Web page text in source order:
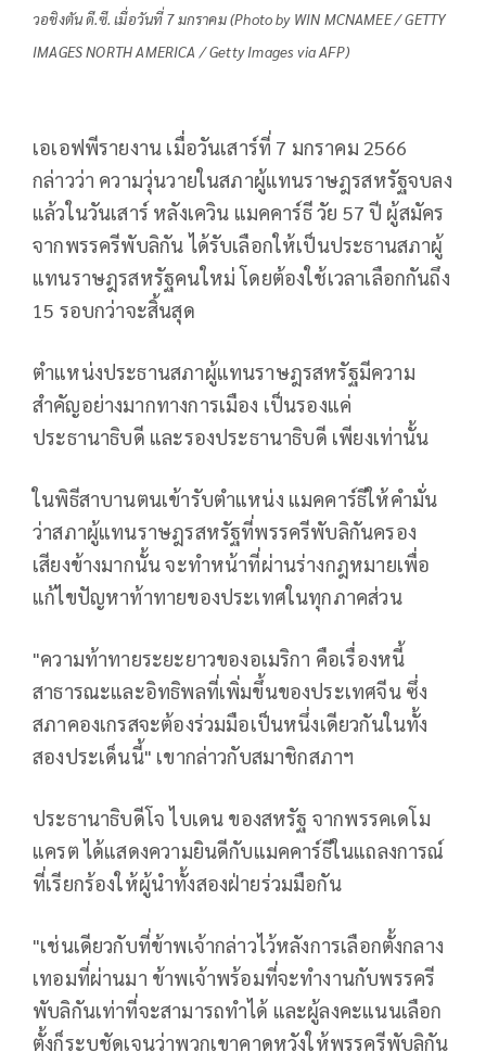
วอชิงตัน ดี.ซี. เมื่อวันที่ 7 มกราคม (Photo by WIN MCNAMEE / GETTY
IMAGES NORTH AMERICA / Getty Images via AFP)
เอเอฟพีรายงาน เมื่อวันเสาร์ที่ 7 มกราคม 2566
กล่าวว่า ความวุ่นวายในสภาผู้แทนราษฎรสหรัฐจบลง
แล้วในวันเสาร์ หลังเควิน แมคคาร์ธี วัย 57 ปี ผู้สมัคร
จากพรรครีพับลิกัน ได้รับเลือกให้เป็นประธานสภาผู้
แทนราษฎรสหรัฐคนใหม่ โดยต้องใช้เวลาเลือกกันถึง
15 รอบกว่าจะสิ้นสุด
ตำแหน่งประธานสภาผู้แทนราษฎรสหรัฐมีความ
สำคัญอย่างมากทางการเมือง เป็นรองแค่
ประธานาธิบดี และรองประธานาธิบดี เพียงเท่านั้น
ในพิธีสาบานตนเข้ารับตำแหน่ง แมคคาร์ธีให้คำมั่น
ว่าสภาผู้แทนราษฎรสหรัฐที่พรรครีพับลิกันครอง
เสียงข้างมากนั้น จะทำหน้าที่ผ่านร่างกฎหมายเพื่อ
แก้ไขปัญหาท้าทายของประเทศในทุกภาคส่วน
"ความท้าทายระยะยาวของอเมริกา คือเรื่องหนี้
สาธารณะและอิทธิพลที่เพิ่มขึ้นของประเทศจีน ซึ่ง
สภาคองเกรสจะต้องร่วมมือเป็นหนึ่งเดียวกันในทั้ง
สองประเด็นนี้" เขากล่าวกับสมาชิกสภาฯ
ประธานาธิบดีโจ ไบเดน ของสหรัฐ จากพรรคเดโม
แครต ได้แสดงความยินดีกับแมคคาร์ธีในแถลงการณ์
ที่เรียกร้องให้ผู้นำทั้งสองฝ่ายร่วมมือกัน
"เช่นเดียวกับที่ข้าพเจ้ากล่าวไว้หลังการเลือกตั้งกลาง
เทอมที่ผ่านมา ข้าพเจ้าพร้อมที่จะทำงานกับพรรครี
พับลิกันเท่าที่จะสามารถทำได้ และผู้ลงคะแนนเลือก
ตั้งก็ระบุชัดเจนว่าพวกเขาคาดหวังให้พรรครีพับลิกัน